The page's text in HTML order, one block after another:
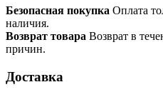
Безопасная покупка Оплата
наличия.
Возврат товара Возврат в
причин.
Доставка